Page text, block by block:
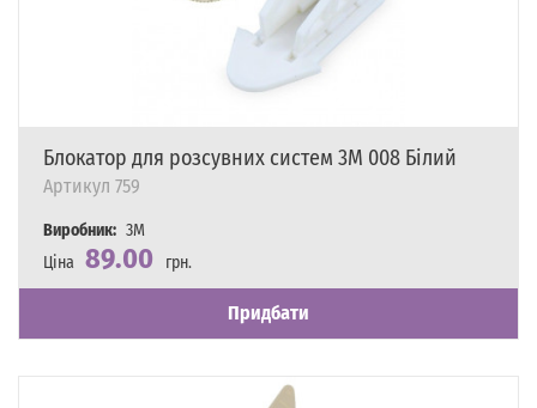
Блокатор для розсувних систем 3M 008 Білий
Артикул 759
Виробник: 3M
Ціна 89.00
грн.
Наявність
Є в наявності
Придбати